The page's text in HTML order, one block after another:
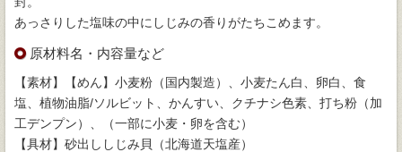
あっさりした塩味の中にしじみの香りがたちこめます。
原材料名・内容量など
【素材】【めん】小麦粉（国内製造）、小麦たん白、卵白、食
塩、植物油脂/ソルビット、かんすい、クチナシ色素、打ち粉（加
工デンプン）、（一部に小麦・卵を含む）
【具材】砂出ししじみ貝（北海道天塩産）